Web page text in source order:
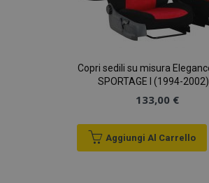
Copri sedili su misura
SPORTAGE I (1994-2002)
133,00 €
Aggiungi Al Carrello